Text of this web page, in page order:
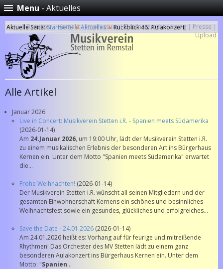
Menu- Aktuelles
Aktuelle Seite:Startseite Aktuelles Rückblick 46. Aulakonzert
Benutzer|Kontakt| Impressum|Datenschutzerklärung | Presse |
Upload
Alle Artikel
Januar 2026
Live in Concert: Musikverein Stetten i.R. - Spanien meets Südamerika
(2026-01-14)
Am 24.Januar 2026, um 19:00 Uhr, lädt der Musikverein Stetten i.R.
zu einem musikalischen Erlebnis der besonderen Art ins Bürgerhaus
Kernen ein. Unter dem Motto "Spanien meets Südamerika" erwartet
die...
Frohe Weihnachten! (2026-01-14)
Der Musikverein Stetten i.R. wünscht all seinen Mitgliedern und der
gesamten Einwohnerschaft Kernens ein schönes und besinnliches
Weihnachtsfest sowie ein gesundes, glückliches und erfolgreiches...
Save the Date - 24.01.2026 (2026-01-14)
Am 24.01.2026 heißt es: Vorhang auf für feurige und mitreißende
Rhythmen! Das Orchester des MV Stetten lädt zu einem ganz
besonderen Aulakonzert ins Bürgerhaus Kernen ein. Unter dem
Motto: "Spanien...